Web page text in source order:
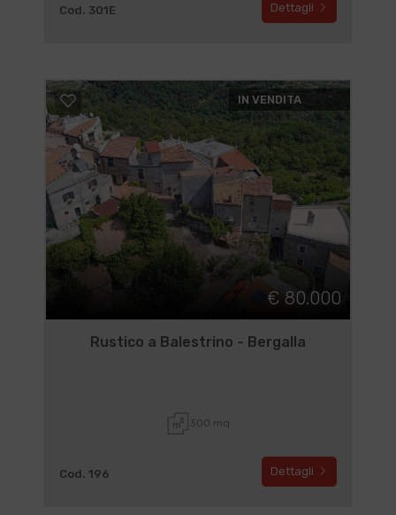
Cod. 301E Dettagli
IN VENDITA
€ 80.000
Rustico a Balestrino - Bergalla
300 mq
Cod. 196 Dettagli